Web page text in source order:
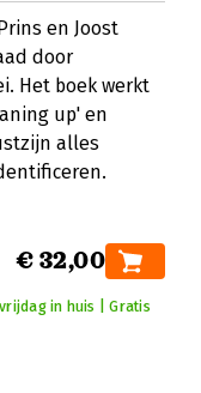
en Joost
door
Het boek werkt
up' en
alles
€ 32,00
in huis | Gratis